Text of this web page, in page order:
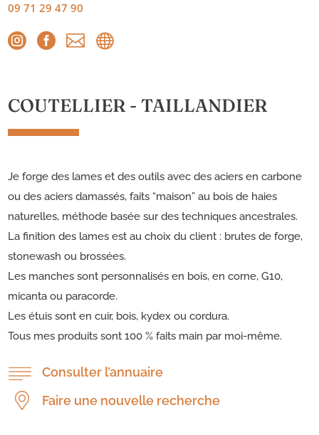
09 71 29 47 90
   
COUTELLIER - TAILLANDIER
Je forge des lames et des outils avec des aciers en carbone
ou des aciers damassés, faits “maison” au bois de haies
naturelles, méthode basée sur des techniques ancestrales.
La finition des lames est au choix du client : brutes de forge,
stonewash ou brossées.
Les manches sont personnalisés en bois, en corne, G10,
micanta ou paracorde.
Les étuis sont en cuir, bois, kydex ou cordura.
Tous mes produits sont 100 % faits main par moi-même.
Consulter l’annuaire
Faire une nouvelle recherche